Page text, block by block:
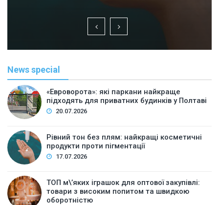
News special
«Евроворота»: які паркани найкраще
підходять для приватних будинків у Полтаві
20.07.2026
Рівний тон без плям: найкращі косметичні
продукти проти пігментації
17.07.2026
ТОП м\’яких іграшок для оптової закупівлі:
товари з високим попитом та швидкою
оборотністю